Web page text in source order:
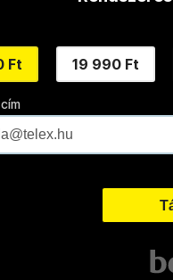
Ft 19 990 Ft